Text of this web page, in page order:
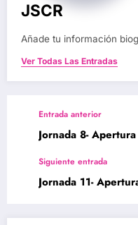
JSCR
Añade tu información
Ver Todas Las Entradas
Entrada anterior
Jornada 8-
Siguiente entrada
Jornada 11-